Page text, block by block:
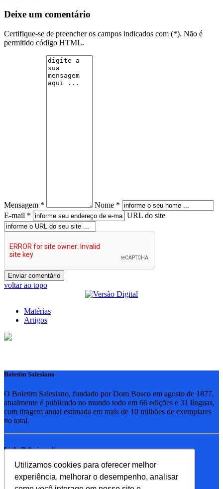
Utilizamos cookies para oferecer melhor
experiência, melhorar o desempenho, analisar
Deixe um comentário
Certifique-se de preencher os campos indicados com (*). Não é
permitido código HTML.
Mensagem *
Nome *
E-mail *
URL do site
voltar ao topo
Matérias
Artigos
Boletim Salesiano
O Boletim Salesiano, fundado por Dom Bosco em agosto de 1877,
atualmente é publicado no mundo todo em 66 edições e 31 línguas,
com tiragem anual estimada em mais de 10 milhões de exemplares
no total.
Links Relacionados
RSB - Rede Salesiana Brasil
EDEBE - Editora
UPV - União pela Vida